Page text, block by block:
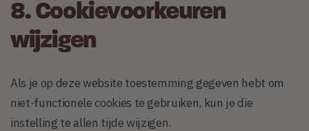
8. Cookievoorkeuren
wijzigen
Als je op deze website toestemming gegeven hebt om
niet-functionele cookies te gebruiken, kun je die
instelling te allen tijde wijzigen.